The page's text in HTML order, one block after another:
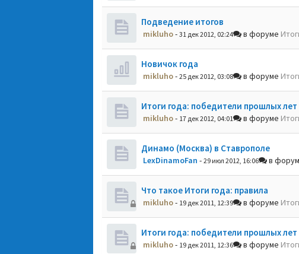
Подведение итогов
mikluho- 31 дек 2012, 02:24 в форуме
Новичок года
mikluho- 25 дек 2012, 03:08 в форуме
Итоги года: победители прошлых лет
mikluho- 17 дек 2012, 04:01 в форуме
Динамо (Москва) в Ставрополе
LexDinamoFan - 29 июл 2012, 16:06 в
Что такое Итоги года: правила
mikluho- 19 дек 2011, 12:39 в форуме
Итоги года: победители прошлых лет
mikluho- 19 дек 2011, 12:36 в форуме